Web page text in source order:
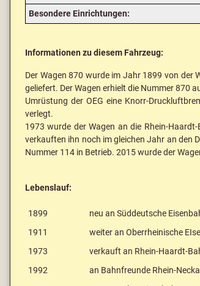
Besondere Einrichtungen:
Informationen zu diesem Fahrzeug:
Der Wagen 870 wurde im Jahr 1899 von der
geliefert. Der Wagen erhielt die Nummer 870
Umrüstung der OEG eine Knorr-
verlegt.
1973 wurde der Wagen an die Rhein-
verkauften ihn noch im gleichen Jahr an den
Nummer 114 in Betrieb. 2015 wurde der
Lebenslauf:
1899
neu an Süddeutsche
1911
weiter an Oberrheinische
1973
verkauft an Rhein-Haardt-
1992
an Bahnfreunde Rhein-